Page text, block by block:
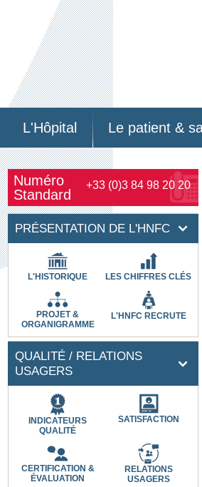
L'Hôpital Le patient &
Numéro
Standard
+33 (0)3 84 98 20 20
PRÉSENTATION DE L'HNFC
L'HISTORIQUE LES CHIFFRES CLÉS
PROJET &
ORGANIGRAMME
L'HNFC RECRUTE
QUALITÉ / RELATIONS
USAGERS
INDICATEURS
QUALITÉ
SATISFACTION
CERTIFICATION &
ÉVALUATION
RELATIONS
USAGERS